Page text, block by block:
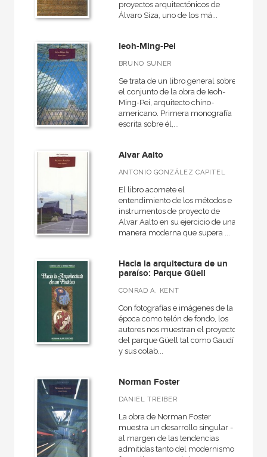
CATÁLOGOS PDF
Catálogos PDF
proyectos arquitectónicos de
Álvaro Siza, uno de los má...
Ieoh-Ming-Pei
BRUNO SUNER
Se trata de un libro general sobre
el conjunto de la obra de Ieoh-
Ming-Pei, arquitecto chino-
americano. Primera monografía
escrita sobre él,...
Alvar Aalto
ANTONIO GONZÁLEZ CAPITEL
El libro acomete el
entendimiento de los métodos e
instrumentos de proyecto de
Alvar Aalto en su ejercicio de una
manera moderna que supera ...
Hacia la arquitectura de un
paraíso: Parque Güell
CONRAD A. KENT
Con fotografías e imágenes de la
época como telón de fondo, los
autores nos muestran el proyecto
del parque Güell tal como Gaudí
y sus colab...
Norman Foster
DANIEL TREIBER
La obra de Norman Foster
muestra un desarrollo singular -
al margen de las tendencias
admitidas tanto del modernismo